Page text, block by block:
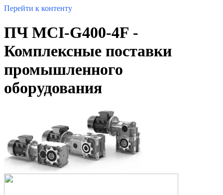
Перейти к контенту
ПЧ MCI-G400-4F -
Комплексные поставки
промышленного
оборудования